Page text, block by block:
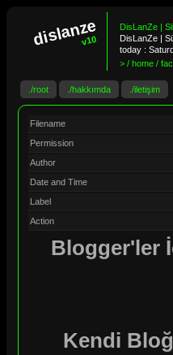
dislanze
v10
DisLanZe |
DisLanZe |
today :
> / home /
./root ./hakkımda ./iletişim
Filename
Permission
Author
Date and Time
Label
Action
Blogger'ler
Kendi